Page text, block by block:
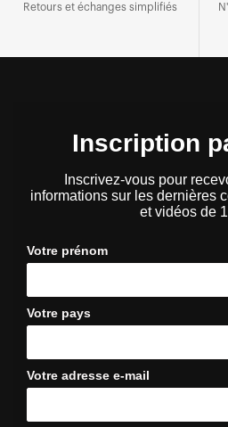
Retours et échanges simplifiés
Inscription
Inscrivez-vous pour
informations sur les dernières
et vidéos de
Votre prénom
Votre pays
Votre adresse e-mail